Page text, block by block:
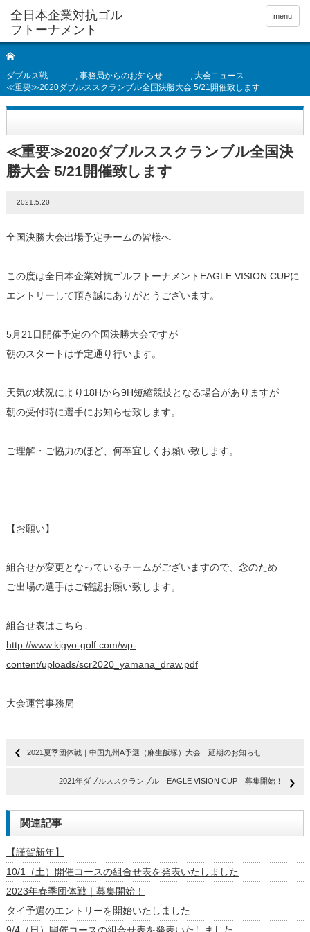
全日本企業対抗ゴル
フトーナメント
menu
ダブルス戦 , 事務局からのお知らせ , 大会ニュース
≪重要≫2020ダブルススクランブル全国決勝大会 5/21開催致します
≪重要≫2020ダブルススクランブル全国決
勝大会 5/21開催致します
2021.5.20
全国決勝大会出場予定チームの皆様へ
この度は全日本企業対抗ゴルフトーナメントEAGLE VISION CUPに
エントリーして頂き誠にありがとうございます。
5月21日開催予定の全国決勝大会ですが
朝のスタートは予定通り行います。
天気の状況により18Hから9H短縮競技となる場合がありますが
朝の受付時に選手にお知らせ致します。
ご理解・ご協力のほど、何卒宜しくお願い致します。
【お願い】
組合せが変更となっているチームがございますので、念のため
ご出場の選手はご確認お願い致します。
組合せ表はこちら↓
http://www.kigyo-golf.com/wp-
content/uploads/scr2020_yamana_draw.pdf
大会運営事務局
2021夏季団体戦｜中国九州A予選（麻生飯塚）大会 延期のお知らせ
2021年ダブルススクランブル EAGLE VISION CUP 募集開始！
関連記事
【謹賀新年】
10/1（土）開催コースの組合せ表を発表いたしました
2023年春季団体戦｜募集開始！
タイ予選のエントリーを開始いたしました